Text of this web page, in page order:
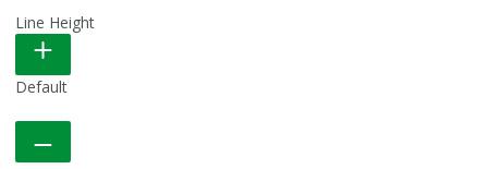
READABLE FONT
Default